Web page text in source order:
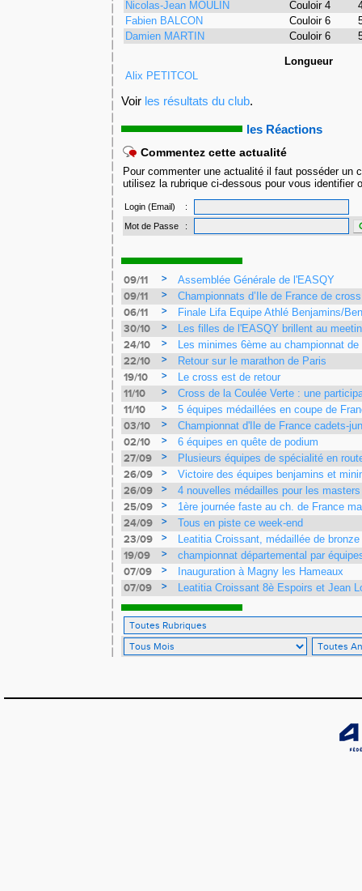
Nicolas-Jean MOULIN
Couloir 4
Fabien BALCON
Couloir 6
Damien MARTIN
Couloir 6
Longueur
Alix PETITCOL
Voir les résultats du club.
les Réactions
Commentez cette actualité
Pour commenter une actualité il faut posséder un
utilisez la rubrique ci-dessous pour vous identifier
Login (Email)
:
Mot de Passe
:
09/11 > Assemblée Générale de l'EASQY
09/11 > Championnats d’Ile de France de cross
06/11 > Finale Lifa Equipe Athlé Benjamins/
30/10 >
Les filles de l'EASQY brillent au
avec 4 records du club battus
24/10 > Les minimes 6ème au championnat
22/10 > Retour sur le marathon de Paris
19/10 > Le cross est de retour
11/10 >
Cross de la Coulée Verte : une
au Rendez-vous !
11/10 > 5 équipes médaillées en coupe de
03/10 >
Championnat d'Ile de France cadets-
équipes de l'EASQY victorieuses
02/10 > 6 équipes en quête de podium
27/09 >
Plusieurs équipes de spécialité en
de France
26/09 >
Victoire des équipes benjamins et
Yvelines
26/09 >
4 nouvelles médailles pour les
France
25/09 >
1ère journée faste au ch. de France
et 1 d'argent
24/09 > Tous en piste ce week-end
23/09 >
Leatitia Croissant, médaillée de
France de course de montagne
19/09 > championnat départemental par
07/09 > Inauguration à Magny les Hameaux
07/09 >
Leatitia Croissant 8è Espoirs et Jean
9 aux France de 10 km sur route